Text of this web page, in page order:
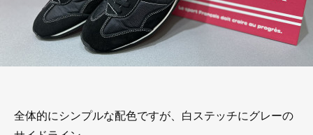
全体的にシンプルな配色ですが、白ステッチにグレーの